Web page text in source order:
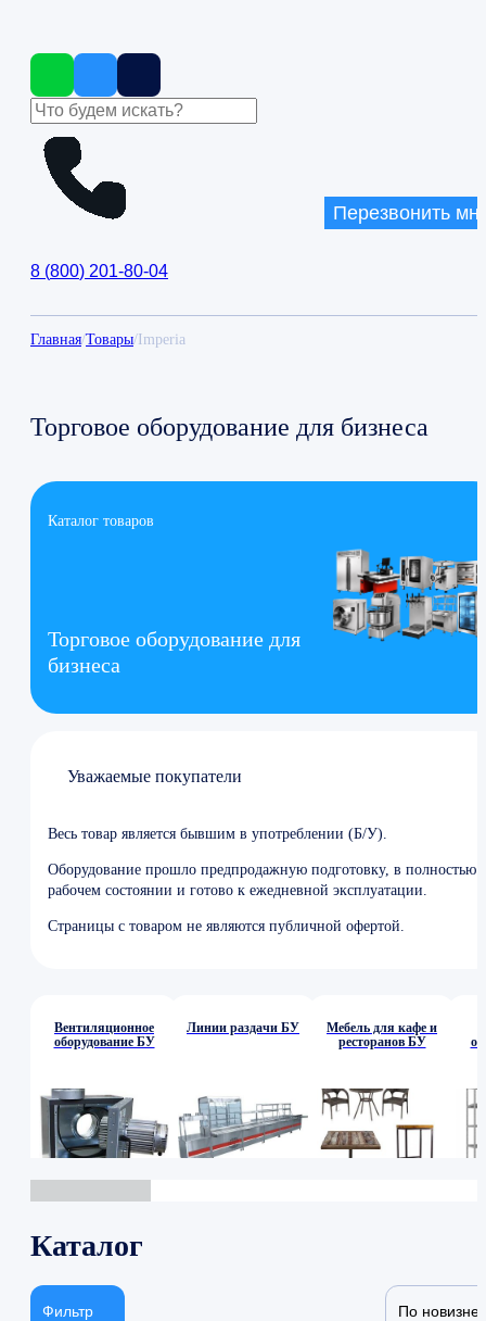
8 (800) 201-80-04
Перезвонить
Главная/Товары/ Imperia
Торговое оборудование для бизнеса
Каталог товаров
Торговое оборудование для
бизнеса
Уважаемые покупатели
Весь товар является бывшим в употреблении (Б/У).
Оборудование прошло предпродажную подготовку, в полностью
рабочем состоянии и готово к ежедневной эксплуатации.
Страницы с товаром не являются публичной офертой.
Вентиляционное
оборудование БУ
Линии раздачи БУ
Мебель для кафе и
ресторанов БУ
Каталог
Фильтр По новизне